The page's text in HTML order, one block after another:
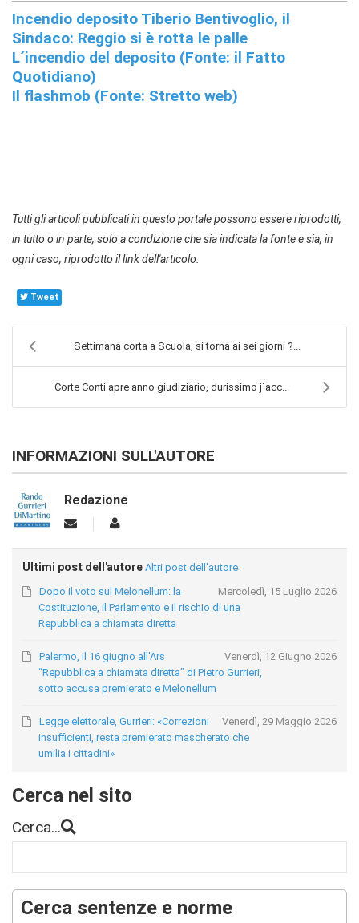
Incendio deposito Tiberio Bentivoglio, il
Sindaco: Reggio si è rotta le palle
L´incendio del deposito (Fonte: il Fatto
Quotidiano)
Il flashmob (Fonte: Stretto web)
Tutti gli articoli pubblicati in questo portale possono essere riprodotti,
in tutto o in parte, solo a condizione che sia indicata la fonte e sia, in
ogni caso, riprodotto il link dell'articolo.
Tweet
Settimana corta a Scuola, si torna ai sei giorni ?...
Corte Conti apre anno giudiziario, durissimo j´acc...
INFORMAZIONI SULL'AUTORE
Redazione
Ultimi post dell'autore Altri post dell'autore
Mercoledì, 15 Luglio 2026
Dopo il voto sul Melonellum: la
Costituzione, il Parlamento e il rischio di una
Repubblica a chiamata diretta
Venerdì, 12 Giugno 2026
Palermo, il 16 giugno all'Ars
“Repubblica a chiamata diretta" di Pietro Gurrieri,
sotto accusa premierato e Melonellum
Venerdì, 29 Maggio 2026
Legge elettorale, Gurrieri: «Correzioni
insufficienti, resta premierato mascherato che
umilia i cittadini»
Cerca nel sito
Cerca...
Cerca sentenze e norme